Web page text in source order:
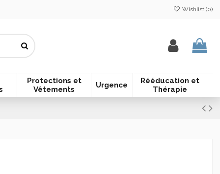
Wishlist (0)
Protections et
Vêtements
Urgence
Rééducation et
Thérapie